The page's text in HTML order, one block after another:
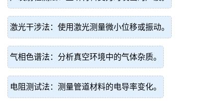
激光干涉法：使用激光测量微小位移或振动。
气相色谱法：分析真空环境中的气体杂质。
电阻测试法：测量管道材料的电导率变化。